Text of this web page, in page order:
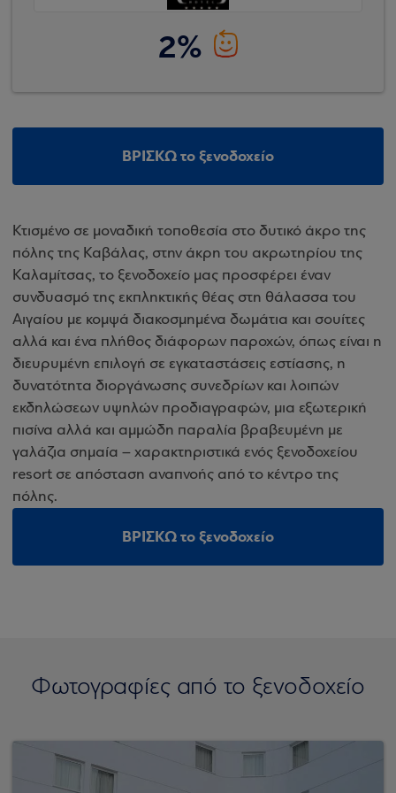
2%
ΒΡΙΣΚΩ το ξενοδοχείο
Κτισμένο σε μοναδική τοποθεσία στο δυτικό άκρο της
πόλης της Καβάλας, στην άκρη του ακρωτηρίου της
Καλαμίτσας, το ξενοδοχείο μας προσφέρει έναν
συνδυασμό της εκπληκτικής θέας στη θάλασσα του
Αιγαίου με κομψά διακοσμημένα δωμάτια και σουίτες
αλλά και ένα πλήθος διάφορων παροχών, όπως είναι η
διευρυμένη επιλογή σε εγκαταστάσεις εστίασης, η
δυνατότητα διοργάνωσης συνεδρίων και λοιπών
εκδηλώσεων υψηλών προδιαγραφών, μια εξωτερική
πισίνα αλλά και αμμώδη παραλία βραβευμένη με
γαλάζια σημαία – χαρακτηριστικά ενός ξενοδοχείου
resort σε απόσταση αναπνοής από το κέντρο της
πόλης.
ΒΡΙΣΚΩ το ξενοδοχείο
Φωτογραφίες από το ξενοδοχείο